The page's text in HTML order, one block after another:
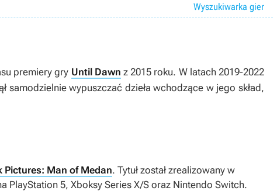
Wyszukiwarka gier
premiery gry Until Dawn z 2015 roku. W latach 2019-2022
samodzielnie wypuszczać dzieła wchodzące w jego skład,
Pictures: Man of Medan. Tytuł został zrealizowany w
PlayStation 5, Xboksy Series X/S oraz Nintendo Switch.